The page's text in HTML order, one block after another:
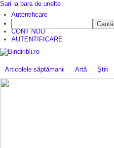
CONT NOU
AUTENTIFICARE
Articolele săptămanii Artă Ştiri
Sari la bara de unelte
Autentificare
Caută